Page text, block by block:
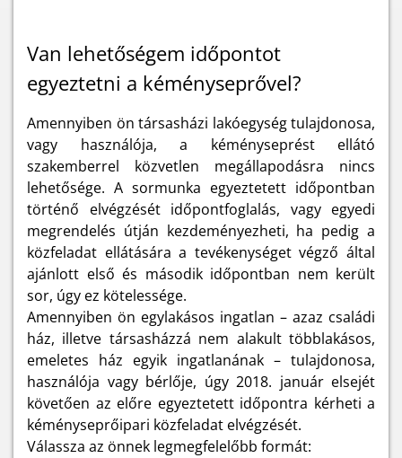
Van lehetőségem időpontot
egyeztetni a kéményseprővel?
Amennyiben ön társasházi lakóegység tulajdonosa,
vagy használója, a kéményseprést ellátó
szakemberrel közvetlen megállapodásra nincs
lehetősége. A sormunka egyeztetett időpontban
történő elvégzését időpontfoglalás, vagy egyedi
megrendelés útján kezdeményezheti, ha pedig a
közfeladat ellátására a tevékenységet végző által
ajánlott első és második időpontban nem került
sor, úgy ez kötelessége.
Amennyiben ön egylakásos ingatlan – azaz családi
ház, illetve társasházzá nem alakult többlakásos,
emeletes ház egyik ingatlanának – tulajdonosa,
használója vagy bérlője, úgy 2018. január elsejét
követően az előre egyeztetett időpontra kérheti a
kéményseprőipari közfeladat elvégzését.
Válassza az önnek legmegfelelőbb formát: